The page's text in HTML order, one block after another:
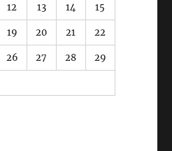
12 13 14 15
19 20 21 22
26 27 28 29